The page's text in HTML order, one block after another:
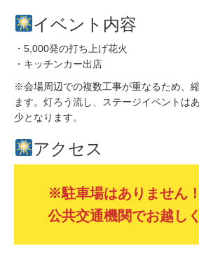
イベント内容
・5,000発の打ち上げ花火
・キッチンカー出店
※会場周辺での複数工事が重なるため、
ます。灯ろう流し、ステージイベントは
少となります。
アクセス
※駐車場はありません！
公共交通機関でお越し